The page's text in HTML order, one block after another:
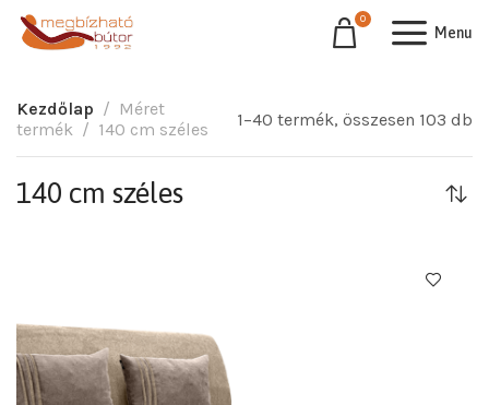
0
Menu
Kezdőlap
Méret
termék
140 cm széles 1–40 termék, összesen 103 db
140 cm széles